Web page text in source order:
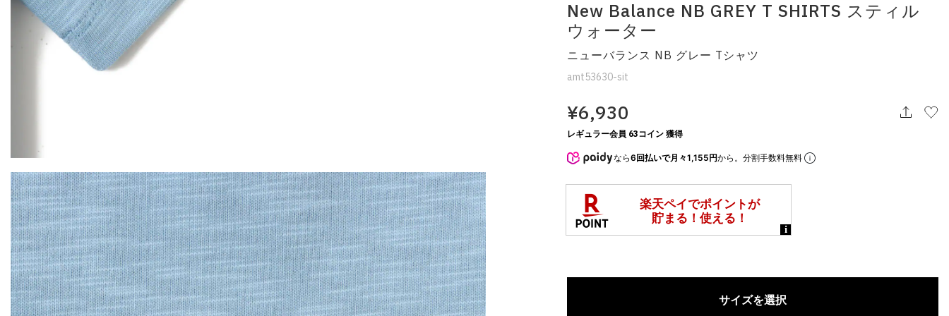
New Balance NB GREY T SHIRTS スティル
ウォーター
ニューバランス NB グレー Tシャツ
amt53630-sit
¥6,930
レギュラー会員 63コイン 獲得
なら6回払いで月々1,155円から。分割手数料無料
サイズを選択